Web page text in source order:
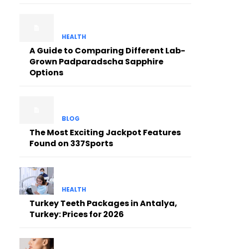
HEALTH
A Guide to Comparing Different Lab-
Grown Padparadscha Sapphire
Options
BLOG
The Most Exciting Jackpot Features
Found on 337Sports
HEALTH
Turkey Teeth Packages in Antalya,
Turkey: Prices for 2026